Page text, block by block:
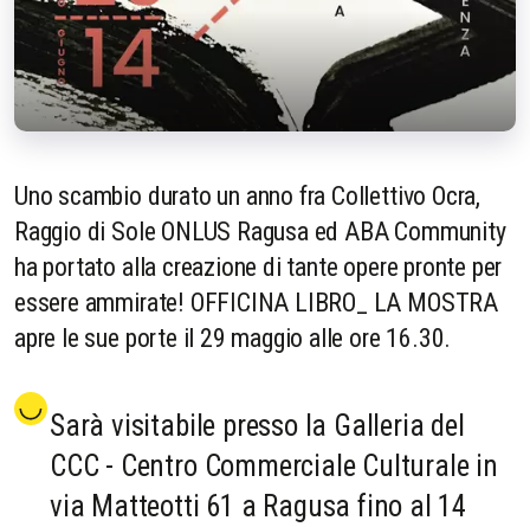
Uno scambio durato un anno fra Collettivo Ocra,
Raggio di Sole ONLUS Ragusa ed ABA Community
ha portato alla creazione di tante opere pronte per
essere ammirate! OFFICINA LIBRO_ LA MOSTRA
apre le sue porte il 29 maggio alle ore 16.30.
Sarà visitabile presso la Galleria del
CCC - Centro Commerciale Culturale in
via Matteotti 61 a Ragusa fino al 14